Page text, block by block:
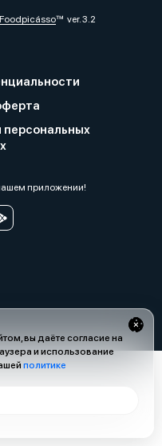
вы даёте согласие на
и использование
политике
Foodpicássover. 3.2
персональных
приложении!